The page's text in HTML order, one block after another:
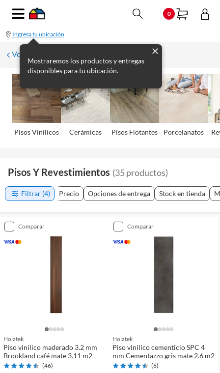
0
Ingresa tu ubicación
Mostraremos los productos y entregas
disponibles para tu ubicación.
Volver
Pisos Viní­licos Cerámicas Pisos Flotantes Porcelanatos
Pisos Y Revestimientos (35productos)
Filtrar (4) Precio Opciones de entrega Stock en tienda
comparar
Holztek
Piso vinílico maderado 3.2 mm
Brookland café mate 3.11 m2
(46)
comparar
Holztek
Piso vinílico cementicio SPC 4
mm Cementazzo gris mate 2.6 m2
(6)